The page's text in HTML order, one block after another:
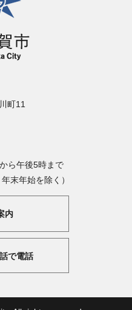
町11
ら午後5時まで
末年始を除く）
内
で電話